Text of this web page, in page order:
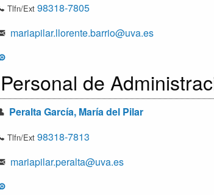
Tlfn/Ext 98318-7805
mariapilar.llorente.barrio@uva.es
Personal de
Peralta García, María del Pilar
Tlfn/Ext 98318-7813
mariapilar.peralta@uva.es